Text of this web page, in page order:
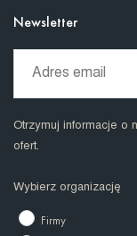
Newsletter
Otrzymuj informacje o
ofert.
Wybierz organizację
Firmy